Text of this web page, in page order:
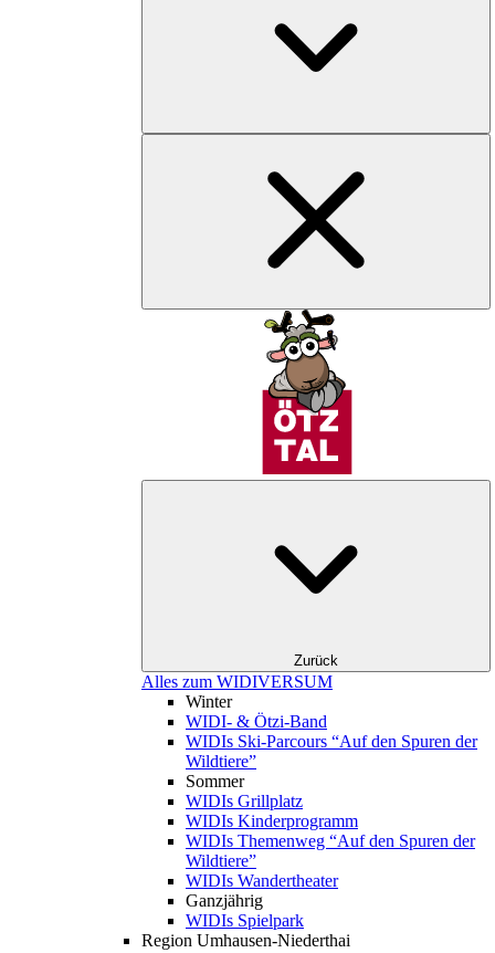
Zurück
Alles zum WIDIVERSUM
Winter
WIDI- & Ötzi-Band
WIDIs Ski-Parcours “Auf den Spuren der
Wildtiere”
Sommer
WIDIs Grillplatz
WIDIs Kinderprogramm
WIDIs Themenweg “Auf den Spuren der
Wildtiere”
WIDIs Wandertheater
Ganzjährig
WIDIs Spielpark
Region Umhausen-Niederthai